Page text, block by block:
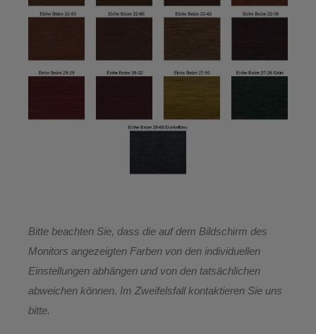
Bitte beachten Sie, dass die auf dem Bildschirm des
Monitors angezeigten Farben von den individuellen
Einstellungen abhängen und von den tatsächlichen
abweichen können. Im Zweifelsfall kontaktieren Sie uns
bitte.